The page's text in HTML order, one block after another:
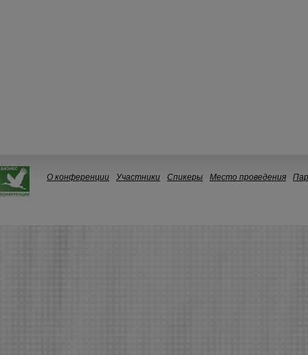
О конференции Участники Спикеры Место проведения